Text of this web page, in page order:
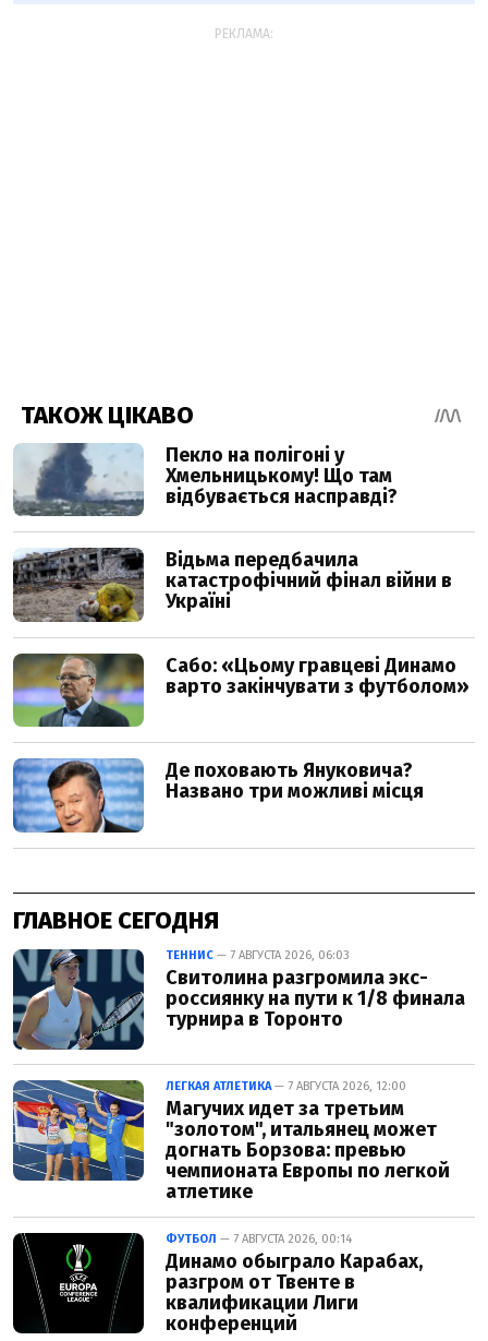
РЕКЛАМА:
ГЛАВНОЕ СЕГОДНЯ
ТЕННИС — 7 АВГУСТА 2026, 06:03
Свитолина разгромила экс-
россиянку на пути к 1/8 финала
турнира в Торонто
ЛЕГКАЯ АТЛЕТИКА— 7 АВГУСТА 2026, 12:00
Магучих идет за третьим
"золотом", итальянец может
догнать Борзова: превью
чемпионата Европы по легкой
атлетике
ФУТБОЛ — 7 АВГУСТА 2026, 00:14
Динамо обыграло Карабах,
разгром от Твенте в
квалификации Лиги
конференций